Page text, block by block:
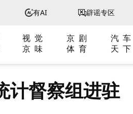
有AI 辟谣专区
视 觉 京 剧 汽 车
京 味 体 育 天 下
计督察组进驻